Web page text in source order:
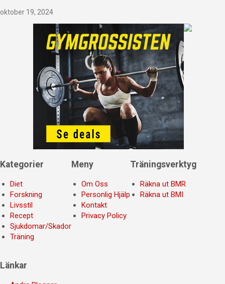
oktober 19, 2024
Kategorier
Diet
Forskning
Livsstil
Recept
Sjukdomar/Skador
Träning
Meny
Om Oss
Personlig Hjälp
Kontakt
Privacy Policy
Träningsverktyg
Räkna ut BMR
Räkna ut BMI
Länkar